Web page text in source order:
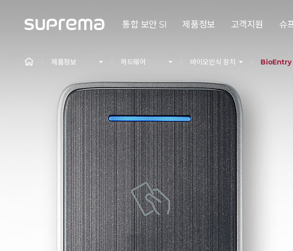
통합 보안 SI 제품정보 고객지원 슈
제품정보 하드웨어 바이오인식 장치 BioEntry